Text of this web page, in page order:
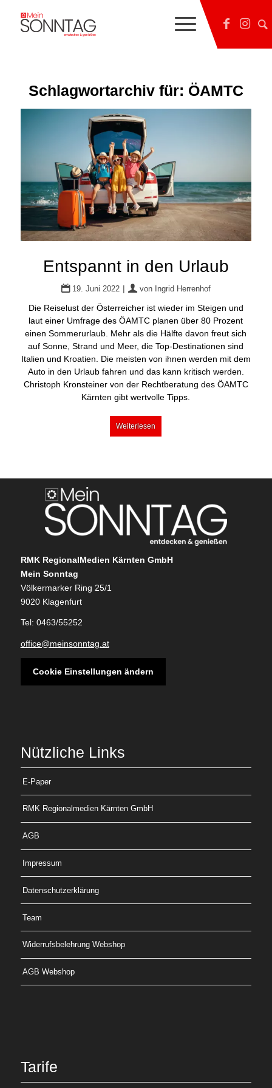
Schlagwortarchiv für: ÖAMTC
Entspannt in den Urlaub
19. Juni 2022 | von Ingrid Herrenhof
Die Reiselust der Österreicher ist wieder im Steigen und
laut einer Umfrage des ÖAMTC planen über 80 Prozent
einen Sommerurlaub. Mehr als die Hälfte davon freut sich
auf Sonne, Strand und Meer, die Top-Destinationen sind
Italien und Kroatien. Die meisten von ihnen werden mit dem
Auto in den Urlaub fahren und das kann kritisch werden.
Christoph Kronsteiner von der Rechtberatung des ÖAMTC
Kärnten gibt wertvolle Tipps.
Weiterlesen
RMK RegionalMedien Kärnten GmbH
Mein Sonntag
Völkermarker Ring 25/1
9020 Klagenfurt
Tel: 0463/55252
office@meinsonntag.at
Cookie Einstellungen ändern
Nützliche Links
E-Paper
RMK Regionalmedien Kärnten GmbH
AGB
Impressum
Datenschutzerklärung
Team
Widerrufsbelehrung Webshop
AGB Webshop
Tarife